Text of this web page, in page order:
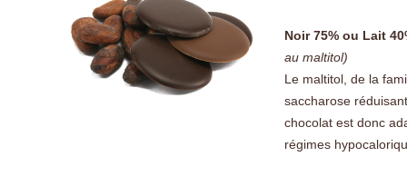
Noir 75% ou Lait
au maltitol)
Le maltitol, de la
saccharose
chocolat est donc
régimes